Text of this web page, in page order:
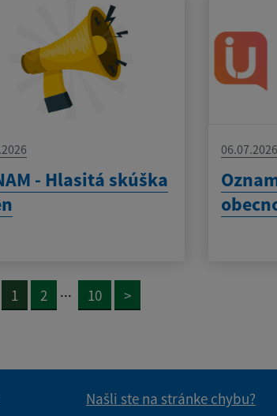
- Hlasitá skúška
06.07.2026
1 2 ... 10 >
Našli ste na stránke chybu?